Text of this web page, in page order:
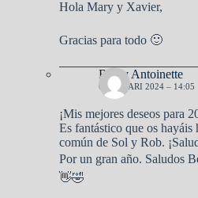
Hola Mary y Xavier,
Gracias para todo 🙂
Ben y Antoinette
6 JANUARI 2024 – 14:05
¡Mis mejores deseos para
Es fantástico que os hayáis
común de Sol y Rob.
Por un gran año. Saludos
👋🤣